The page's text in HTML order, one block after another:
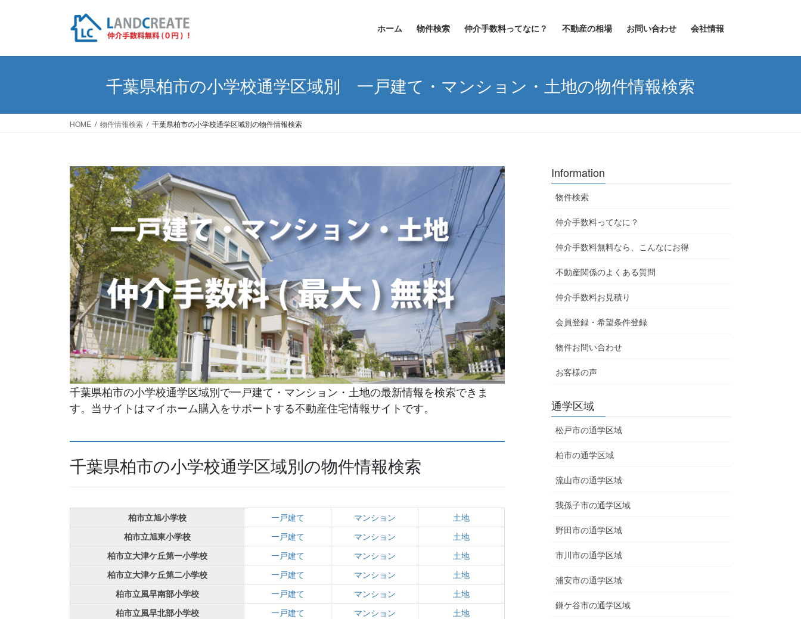
ホーム 物件検索 仲介手数料ってなに？ 不動産の相場 お問い合わせ 会社情報
千葉県柏市の小学校通学区域別 一戸建て・マンション・土地の物件情報検索
HOME 物件情報検索 千葉県柏市の小学校通学区域別の物件情報検索
千葉県柏市の小学校通学区域別で一戸建て・マンション・土地の最新情報を検索できま
す。当サイトはマイホーム購入をサポートする不動産住宅情報サイトです。
千葉県柏市の小学校通学区域別の物件情報検索
柏市立旭小学校 一戸建て マンション
土地
柏市立旭東小学校
一戸建て マンション
土地
柏市立大津ケ丘第一小学校
一戸建て マンション
土地
柏市立大津ケ丘第二小学校
一戸建て マンション
土地
柏市立風早南部小学校
一戸建て マンション
土地
柏市立風早北部小学校
一戸建て マンション
土地
Information
物件検索
仲介手数料ってなに？
仲介手数料無料なら、こんなにお得
不動産関係のよくある質問
仲介手数料お見積り
会員登録・希望条件登録
物件お問い合わせ
お客様の声
通学区域
松戸市の通学区域
柏市の通学区域
流山市の通学区域
我孫子市の通学区域
野田市の通学区域
市川市の通学区域
浦安市の通学区域
鎌ケ谷市の通学区域